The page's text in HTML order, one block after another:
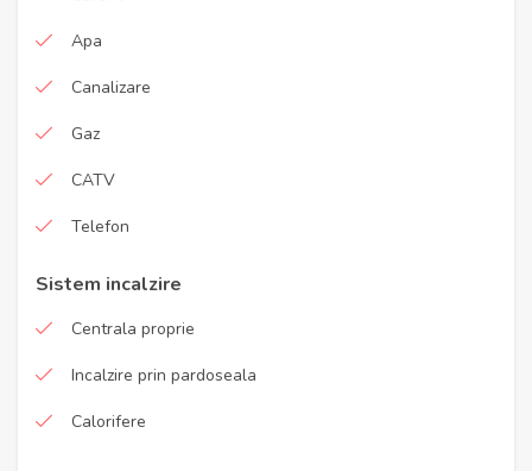
Apa
Canalizare
Gaz
CATV
Telefon
Sistem incalzire
Centrala proprie
Incalzire prin pardoseala
Calorifere